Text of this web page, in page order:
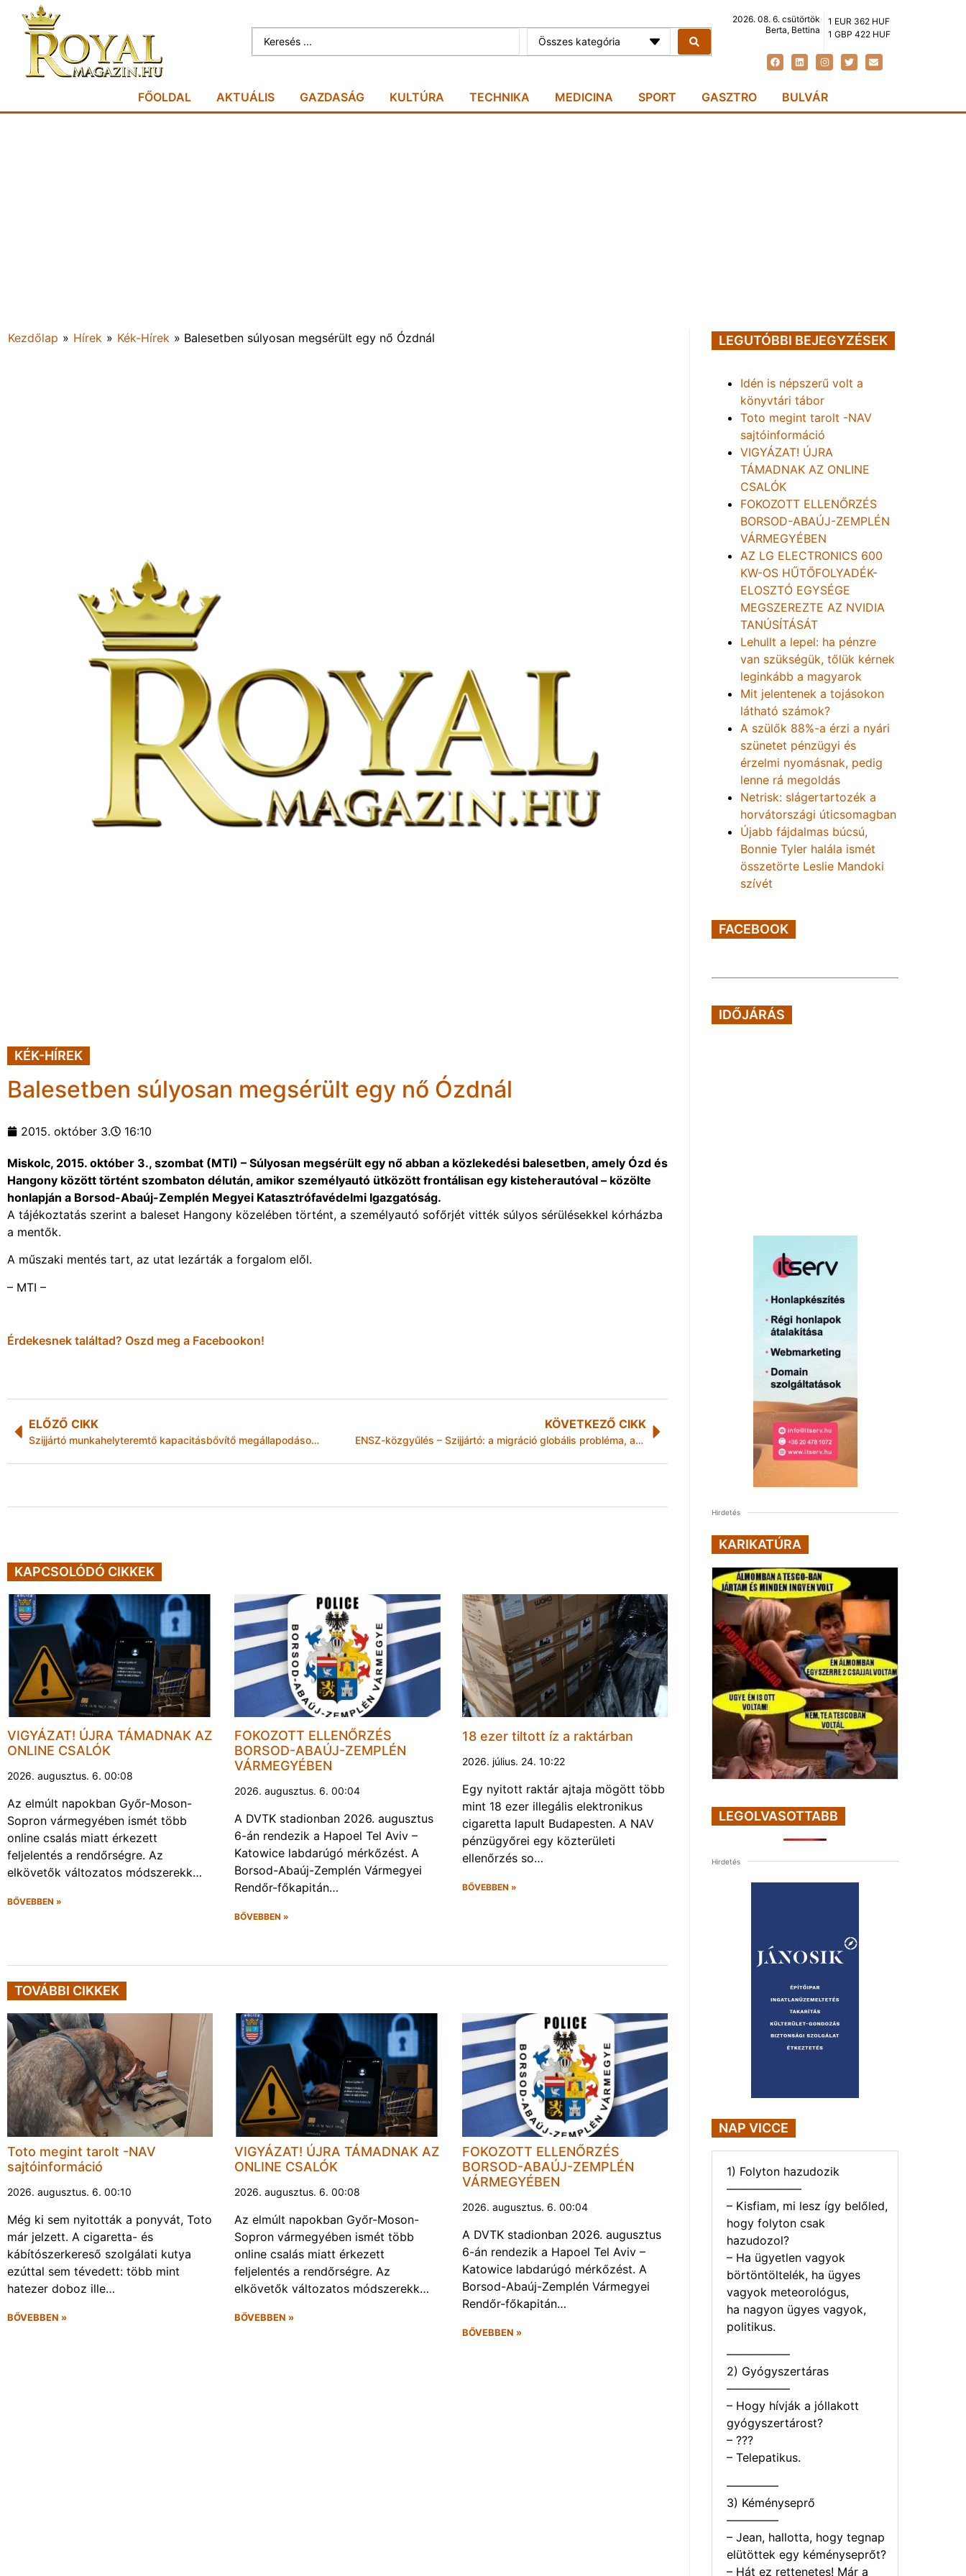
Összes kategória
2026. 08. 6. csütörtök
Berta, Bettina
1 EUR 362 HUF
1 GBP 422 HUF
FŐOLDAL AKTUÁLIS GAZDASÁG KULTÚRA TECHNIKA MEDICINA SPORT GASZTRO BULVÁR
Kezdőlap » Hírek » Kék-Hírek » Balesetben súlyosan megsérült egy nő Ózdnál
KÉK-HÍREK
Balesetben súlyosan megsérült egy nő Ózdnál
2015. október 3. 16:10
Miskolc, 2015. október 3., szombat (MTI) – Súlyosan megsérült egy nő abban a közlekedési balesetben, amely Ózd és
Hangony között történt szombaton délután, amikor személyautó ütközött frontálisan egy kisteherautóval – közölte
honlapján a Borsod-Abaúj-Zemplén Megyei Katasztrófavédelmi Igazgatóság.
A tájékoztatás szerint a baleset Hangony közelében történt, a személyautó sofőrjét vitték súlyos sérülésekkel kórházba
a mentők.
A műszaki mentés tart, az utat lezárták a forgalom elől.
– MTI –
Érdekesnek találtad? Oszd meg a Facebookon!
ELŐZŐ CIKK
Szijjártó munkahelyteremtő kapacitásbővítő megállapodásokat kötött Chicagóban
KÖVETKEZŐ CIKK
ENSZ-közgyűlés – Szijjártó: a migráció globális probléma, amely globális választ igényel
KAPCSOLÓDÓ CIKKEK
VIGYÁZAT! ÚJRA TÁMADNAK AZ
ONLINE CSALÓK
2026. augusztus. 6. 00:08
Az elmúlt napokban Győr-Moson-
Sopron vármegyében ismét több
online csalás miatt érkezett
feljelentés a rendőrségre. Az
elkövetők változatos módszerekk…
BŐVEBBEN »
FOKOZOTT ELLENŐRZÉS
BORSOD-ABAÚJ-ZEMPLÉN
VÁRMEGYÉBEN
2026. augusztus. 6. 00:04
A DVTK stadionban 2026. augusztus
6-án rendezik a Hapoel Tel Aviv –
Katowice labdarúgó mérkőzést. A
Borsod-Abaúj-Zemplén Vármegyei
Rendőr-főkapitán…
BŐVEBBEN »
18 ezer tiltott íz a raktárban
2026. július. 24. 10:22
Egy nyitott raktár ajtaja mögött több
mint 18 ezer illegális elektronikus
cigaretta lapult Budapesten. A NAV
pénzügyőrei egy közterületi
ellenőrzés so…
BŐVEBBEN »
TOVÁBBI CIKKEK
Toto megint tarolt -NAV
sajtóinformáció
2026. augusztus. 6. 00:10
Még ki sem nyitották a ponyvát, Toto
már jelzett. A cigaretta- és
kábítószerkereső szolgálati kutya
ezúttal sem tévedett: több mint
hatezer doboz ille…
BŐVEBBEN »
VIGYÁZAT! ÚJRA TÁMADNAK AZ
ONLINE CSALÓK
2026. augusztus. 6. 00:08
Az elmúlt napokban Győr-Moson-
Sopron vármegyében ismét több
online csalás miatt érkezett
feljelentés a rendőrségre. Az
elkövetők változatos módszerekk…
BŐVEBBEN »
FOKOZOTT ELLENŐRZÉS
BORSOD-ABAÚJ-ZEMPLÉN
VÁRMEGYÉBEN
2026. augusztus. 6. 00:04
A DVTK stadionban 2026. augusztus
6-án rendezik a Hapoel Tel Aviv –
Katowice labdarúgó mérkőzést. A
Borsod-Abaúj-Zemplén Vármegyei
Rendőr-főkapitán…
BŐVEBBEN »
LEGUTÓBBI BEJEGYZÉSEK
Idén is népszerű volt a
könyvtári tábor
Toto megint tarolt -NAV
sajtóinformáció
VIGYÁZAT! ÚJRA
TÁMADNAK AZ ONLINE
CSALÓK
FOKOZOTT ELLENŐRZÉS
BORSOD-ABAÚJ-ZEMPLÉN
VÁRMEGYÉBEN
AZ LG ELECTRONICS 600
KW-OS HŰTŐFOLYADÉK-
ELOSZTÓ EGYSÉGE
MEGSZEREZTE AZ NVIDIA
TANÚSÍTÁSÁT
Lehullt a lepel: ha pénzre
van szükségük, tőlük kérnek
leginkább a magyarok
Mit jelentenek a tojásokon
látható számok?
A szülők 88%-a érzi a nyári
szünetet pénzügyi és
érzelmi nyomásnak, pedig
lenne rá megoldás
Netrisk: slágertartozék a
horvátországi úticsomagban
Újabb fájdalmas búcsú,
Bonnie Tyler halála ismét
összetörte Leslie Mandoki
szívét
FACEBOOK
IDŐJÁRÁS
Hirdetés
KARIKATÚRA
LEGOLVASOTTABB
Hirdetés
NAP VICCE
1) Folyton hazudozik
——————–
– Kisfiam, mi lesz így belőled,
hogy folyton csak
hazudozol?
– Ha ügyetlen vagyok
börtöntöltelék, ha ügyes
vagyok meteorológus,
ha nagyon ügyes vagyok,
politikus.
—————–
2) Gyógyszertáras
—————–
– Hogy hívják a jóllakott
gyógyszertárost?
– ???
– Telepatikus.
————–
3) Kéményseprő
————–
– Jean, hallotta, hogy tegnap
elütöttek egy kéményseprőt?
– Hát ez rettenetes! Már a